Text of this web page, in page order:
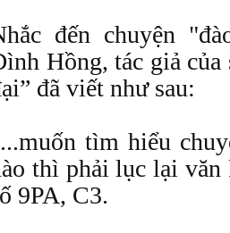
đến chuyện
Hồng, tác giả của
đã viết như sau:
tìm hiểu
thì phải lục lại văn
9PA, C3.